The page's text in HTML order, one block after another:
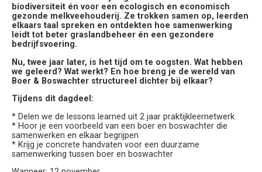
biodiversiteit én voor een ecologisch en economisch
gezonde melkveehouderij. Ze trokken samen op, leerden
elkaars taal spreken en ontdekten hoe samenwerking
leidt tot beter graslandbeheer én een gezondere
bedrijfsvoering.
Nu, twee jaar later, is het tijd om te oogsten. Wat hebben
we geleerd? Wat werkt? En hoe breng je de wereld van
Boer & Boswachter structureel dichter bij elkaar?
Tijdens dit dagdeel:
* Delen we de lessons learned uit 2 jaar praktijkleernetwerk
* Hoor je een voorbeeld van een boer en boswachter die
samenwerken en elkaar begrijpen
* Krijg je concrete handvaten voor een duurzame
samenwerking tussen boer en boswachter